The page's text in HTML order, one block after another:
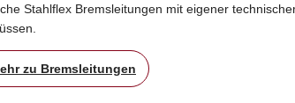
Stahlflex Bremsleitungen mit eigener
zu Bremsleitungen